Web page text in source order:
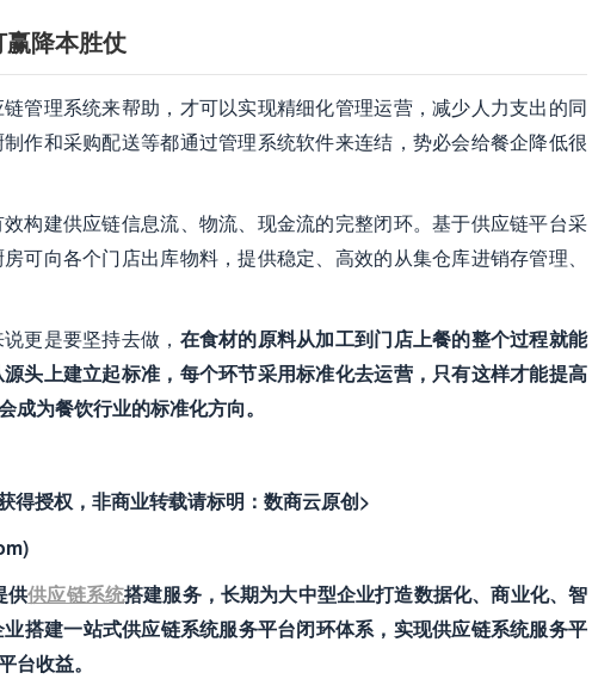
降本胜仗
管理系统来帮助，才可以实现精细化管理运营，减少人力支出的同
作和采购配送等都通过管理系统软件来连结，势必会给餐企降低很
构建供应链信息流、物流、现金流的完整闭环。基于供应链平台采
可向各个门店出库物料，提供稳定、高效的从集仓库进销存管理、
更是要坚持去做， 在食材的原料从加工到门店上餐的整个过程就能
头上建立起标准，每个环节采用标准化去运营，只有这样才能提高
为餐饮行业的标准化方向。
得授权，非商业转载请标明：数商云原创>
供供应链系统搭建服务，长期为大中型企业打造数据化、商业化、智
搭建一站式供应链系统服务平台闭环体系，实现供应链系统服务平
台收益。